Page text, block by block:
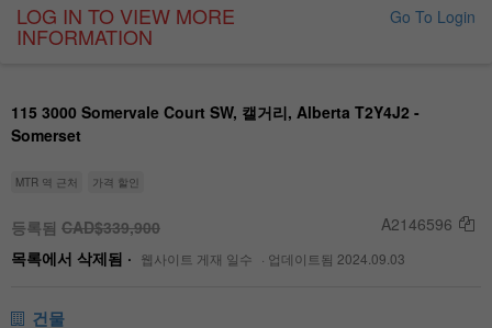
LOG IN TO VIEW MORE
INFORMATION
Go To Login